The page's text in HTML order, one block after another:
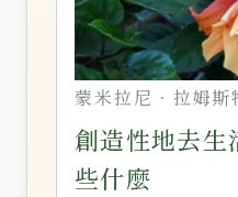
蒙米拉尼‧拉姆斯
創造性地去生
些什麼